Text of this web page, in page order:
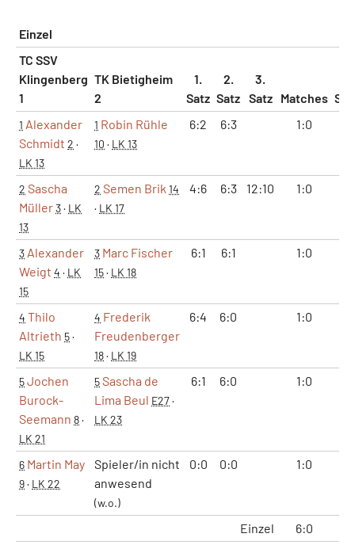
Einzel
TC SSV
Klingenberg
1
TK Bietigheim
2
1.
Satz
2.
Satz
3.
Satz
Matches
1 Alexander
Schmidt 2 ·
LK 13
1 Robin Rühle
10 · LK 13
6:2 6:3 1:0
2 Sascha
Müller3· LK
13
2 Semen Brik 14
· LK 17
4:6 6:3 12:10 1:0
3 Alexander
Weigt 4 · LK
15
3 Marc Fischer
15· LK 18
6:1 6:1 1:0
4 Thilo
Altrieth 5·
LK 15
4 Frederik
Freudenberger
18· LK 19
6:4 6:0 1:0
5Jochen
Burock-
Seemann 8·
LK 21
5Sascha de
Lima Beul E27·
LK 23
6:1 6:0 1:0
6 Martin May
9· LK 22
Spieler/in nicht
anwesend
(w.o.)
0:0 0:0 1:0
Einzel 6:0